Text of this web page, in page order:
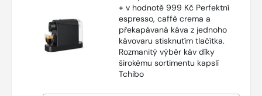
+ v hodnotě 999 Kč Perfektní
espresso, caffè crema a
překapávaná káva z jednoho
kávovaru stisknutím tlačítka.
Rozmanitý výběr káv díky
širokému sortimentu kapslí
Tchibo